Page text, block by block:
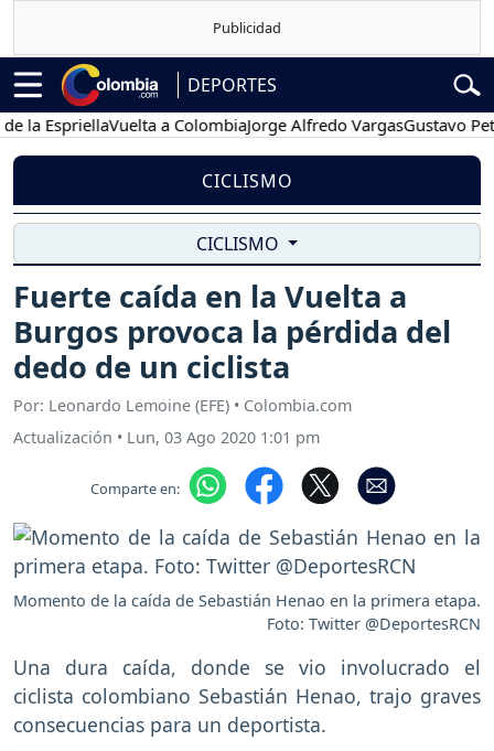
DEPORTES
Vuelta a ColombiaJorge Alfredo VargasGustavo Petro
CICLISMO
CICLISMO
Fuerte caída en la Vuelta a
Burgos provoca la pérdida del
dedo de un ciclista
Por: Leonardo Lemoine (EFE) • Colombia.com
Actualización • Lun, 03 Ago 2020 1:01 pm
Comparte en:
Momento de la caída de Sebastián Henao en la primera etapa.
Foto: Twitter @DeportesRCN
Una dura caída, donde se vio involucrado el
ciclista colombiano Sebastián Henao, trajo graves
consecuencias para un deportista.